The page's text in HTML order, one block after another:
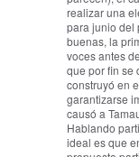
realizar una
para junio del
buenas, la
voces antes
que por fin se
construyó en
garantizarse
causó a
Hablando
ideal es que